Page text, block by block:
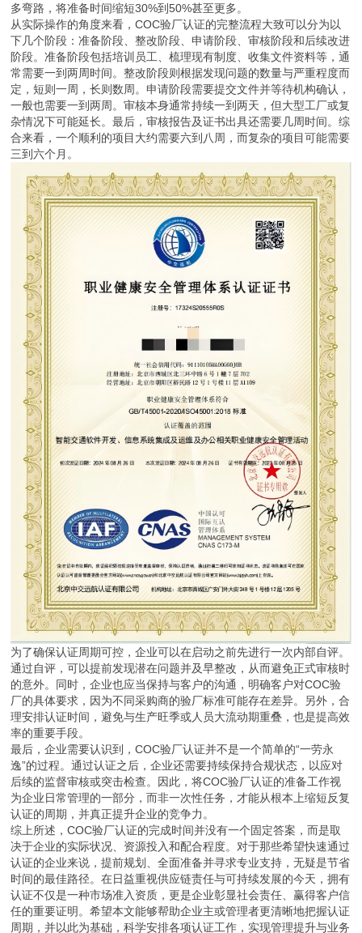
多弯路，将准备时间缩短30%到50%甚至更多。
从实际操作的角度来看，COC验厂认证的完整流程大致可以分为以
下几个阶段：准备阶段、整改阶段、申请阶段、审核阶段和后续改进
阶段。准备阶段包括培训员工、梳理现有制度、收集文件资料等，通
常需要一到两周时间。整改阶段则根据发现问题的数量与严重程度而
定，短则一周，长则数周。申请阶段需要提交文件并等待机构确认，
一般也需要一到两周。审核本身通常持续一到两天，但大型工厂或复
杂情况下可能延长。最后，审核报告及证书出具还需要几周时间。综
合来看，一个顺利的项目大约需要六到八周，而复杂的项目可能需要
三到六个月。
为了确保认证周期可控，企业可以在启动之前先进行一次内部自评。
通过自评，可以提前发现潜在问题并及早整改，从而避免正式审核时
的意外。同时，企业也应当保持与客户的沟通，明确客户对COC验
厂的具体要求，因为不同采购商的验厂标准可能存在差异。另外，合
理安排认证时间，避免与生产旺季或人员大流动期重叠，也是提高效
率的重要手段。
最后，企业需要认识到，COC验厂认证并不是一个简单的“一劳永
逸”的过程。通过认证之后，企业还需要持续保持合规状态，以应对
后续的监督审核或突击检查。因此，将COC验厂认证的准备工作视
为企业日常管理的一部分，而非一次性任务，才能从根本上缩短反复
认证的周期，并真正提升企业的竞争力。
综上所述，COC验厂认证的完成时间并没有一个固定答案，而是取
决于企业的实际状况、资源投入和配合程度。对于那些希望快速通过
认证的企业来说，提前规划、全面准备并寻求专业支持，无疑是节省
时间的最佳路径。在日益重视供应链责任与可持续发展的今天，拥有
认证不仅是一种市场准入资质，更是企业彰显社会责任、赢得客户信
任的重要证明。希望本文能够帮助企业主或管理者更清晰地把握认证
周期，并以此为基础，科学安排各项认证工作，实现管理提升与业务